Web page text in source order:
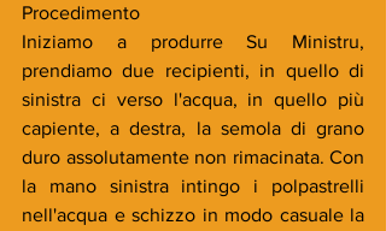
Procedimento
Iniziamo a produrre Su Ministru,
prendiamo due recipienti, in quello di
sinistra ci verso l'acqua, in quello più
capiente, a destra, la semola di grano
duro assolutamente non rimacinata. Con
la mano sinistra intingo i polpastrelli
nell'acqua e schizzo in modo casuale la